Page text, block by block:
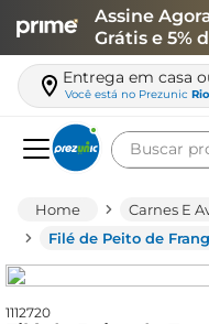
Assine
Grátis e 5%
Entrega em casa
Você está no Prezunic
Buscar
Carnes E
Filé de Peito de
1112720
leite